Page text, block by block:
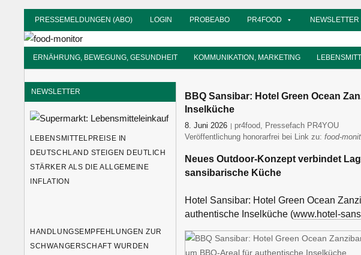
Zum
Inhalt
springen
PRESSEMELDUNGEN (ABO) LOGIN PROBEABO PR4FOOD NEWSLETTER
Informationsdienst
ERNÄHRUNG, BEWEGUNG, GESUNDHEIT KOMMUNIKATION, MARKETING
BBQ Sansibar: Hotel Green Ocean
Inselküche
8. Juni 2026 Holger Ballwanz
pr4food, Pressefach PR4YOU
Veröffentlichung honorarfrei bei Link zu: food-
Neues Outdoor-Konzept verbindet
sansibarische Küche
Hotel Sansibar: Hotel Green Ocean
authentische Inselküche (www.hotel-
NEWSLETTER
LEBENSMITTELPREISE IN
DEUTSCHLAND STEIGEN DEUTLICH
STÄRKER ALS DIE ALLGEMEINE
INFLATION
HANDLUNGSEMPFEHLUNGEN ZUR
SCHWANGERSCHAFT WURDEN